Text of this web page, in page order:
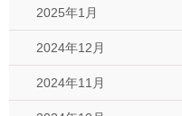
2025年1月
2024年12月
2024年11月